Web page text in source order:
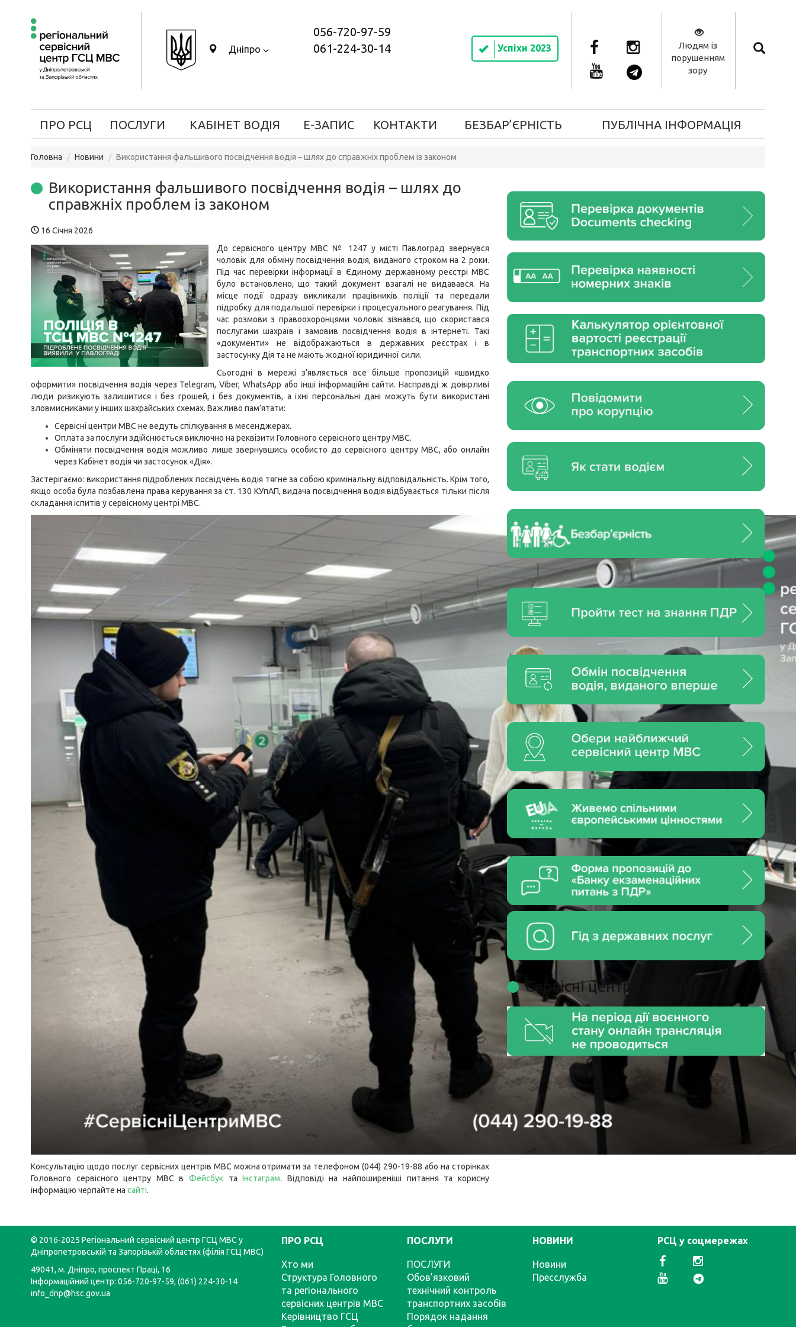
Дніпро
056-720-97-59
061-224-30-14
Успіхи 2023
Людям із
порушенням
зору
ПРО РСЦ ПОСЛУГИ КАБІНЕТ ВОДІЯ Е-ЗАПИС КОНТАКТИ БЕЗБАР’ЄРНІСТЬ ПУБЛІЧНА ІНФОРМАЦІЯ
Головна Новини Використання фальшивого посвідчення водія – шлях до справжніх проблем із законом
Використання фальшивого посвідчення водія – шлях до
справжніх проблем із законом
16 Січня 2026
До сервісного центру МВС № 1247 у місті Павлоград звернувся
чоловік для обміну посвідчення водія, виданого строком на 2 роки.
Під час перевірки інформації в Єдиному державному реєстрі МВС
було встановлено, що такий документ взагалі не видавався. На
місце події одразу викликали працівників поліції та передали
підробку для подальшої перевірки і процесуального реагування. Під
час розмови з правоохоронцями чоловік зізнався, що скористався
послугами шахраїв і замовив посвідчення водія в інтернеті. Такі
«документи» не відображаються в державних реєстрах і в
застосунку Дія та не мають жодної юридичної сили.
Сьогодні в мережі з’являється все більше пропозицій «швидко
оформити» посвідчення водія через Telegram, Viber, WhatsApp або інші інформаційні сайти. Насправді ж довірливі
люди ризикують залишитися і без грошей, і без документів, а їхні персональні дані можуть бути використані
зловмисниками у інших шахрайських схемах. Важливо пам’ятати:
Сервісні центри МВС не ведуть спілкування в месенджерах.
Оплата за послуги здійснюється виключно на реквізити Головного сервісного центру МВС.
Обміняти посвідчення водія можливо лише звернувшись особисто до сервісного центру МВС, або онлайн
через Кабінет водія чи застосунок «Дія».
Застерігаємо: використання підроблених посвідчень водія тягне за собою кримінальну відповідальність. Крім того,
якщо особа була позбавлена права керування за ст. 130 КУпАП, видача посвідчення водія відбувається тільки після
складання іспитів у сервісному центрі МВС.
Консультацію щодо послуг сервісних центрів МВС можна отримати за телефоном (044) 290-19-88 або на сторінках
Головного сервісного центру МВС вФейсбук таІнстаграм. Відповіді на найпоширеніші питання та корисну
інформацію черпайте на сайті.
Сервiснi центри онлайн
© 2016-2025 Регіональний сервісний центр ГСЦ МВС у
Дніпропетровській та Запорізькій областях (філія ГСЦ МВС)
49041, м. Дніпро, проспект Праці, 16
Інформаційний центр: 056-720-97-59, (061) 224-30-14
info_dnp@hsc.gov.ua
ПРО РСЦ
Хто ми
Структура Головного
та регіонального
сервісних центрів МВС
Керівництво ГСЦ
ПОСЛУГИ
ПОСЛУГИ
Обов’язковий
технічний контроль
транспортних засобів
Порядок надання
НОВИНИ
Новини
Пресслужба
РСЦ у соцмережах